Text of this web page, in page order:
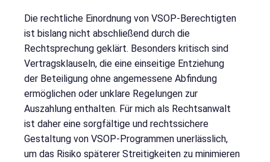
Die rechtliche Einordnung von VSOP-Berechtigten
ist bislang nicht abschließend durch die
Rechtsprechung geklärt. Besonders kritisch sind
Vertragsklauseln, die eine einseitige Entziehung
der Beteiligung ohne angemessene Abfindung
ermöglichen oder unklare Regelungen zur
Auszahlung enthalten. Für mich als Rechtsanwalt
ist daher eine sorgfältige und rechtssichere
Gestaltung von VSOP-Programmen unerlässlich,
um das Risiko späterer Streitigkeiten zu minimieren